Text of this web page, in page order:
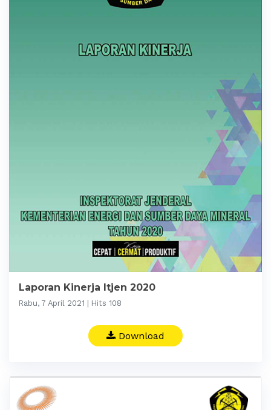
Laporan Kinerja Itjen 2020
Rabu, 7 April 2021 | Hits 108
Download